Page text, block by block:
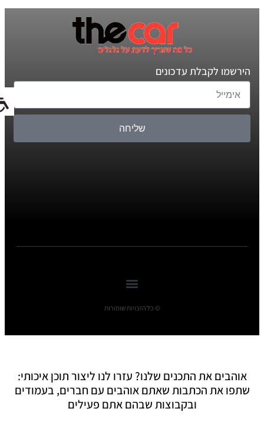
הירשמו לקבלת עדכונים
שליחה
© כל הזכויות שומורות
אוהבים את התכנים שלנו? עזרו לנו ליצור תוכן איכותי:
שתפו את הכתבות שאתם אוהבים עם חברים, בעמודים
ובקבוצות שבהם אתם פעילים